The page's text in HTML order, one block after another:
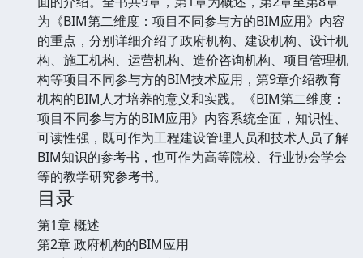
为《BIM第二维度：项目不同参与方的BIM应用》内容
的重点，分别详细介绍了政府机构、建设机构、设计机
构、施工机构、运营机构、造价咨询机构、项目管理机
构等项目不同参与方的BIM技术应用，第9章介绍教育
机构的BIM人才培养的意义和实践。《BIM第二维度：
项目不同参与方的BIM应用》内容系统全面，知识性、
可读性强，既可作为工程建设管理人员和技术人员了解
BIM知识的参考书，也可作为高等院校、行业协会学会
等的教学研究参考书。
目录
第1章 概述
第2章 政府机构的BIM应用